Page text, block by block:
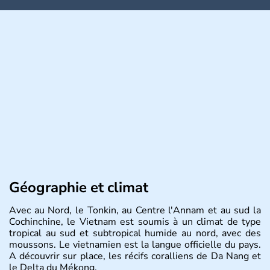
Géographie et climat
Avec au Nord, le Tonkin, au Centre l'Annam et au sud la
Cochinchine, le Vietnam est soumis à un climat de type
tropical au sud et subtropical humide au nord, avec des
moussons. Le vietnamien est la langue officielle du pays.
A découvrir sur place, les récifs coralliens de Da Nang et
le Delta du Mékong.